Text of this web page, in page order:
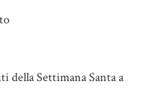
della Settimana Santa a